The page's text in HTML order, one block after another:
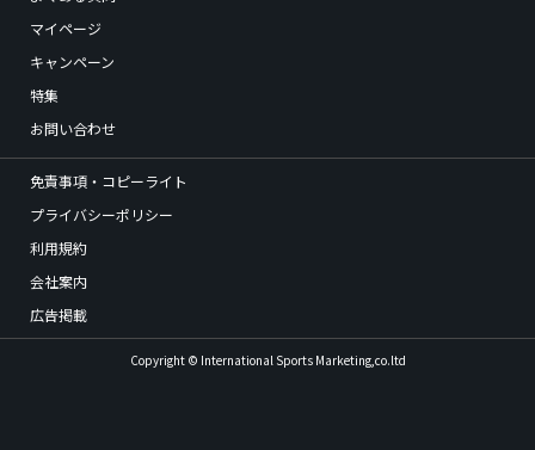
マイページ
キャンペーン
特集
お問い合わせ
免責事項・コピーライト
プライバシーポリシー
利用規約
会社案内
広告掲載
Copyright © International Sports Marketing,co.ltd